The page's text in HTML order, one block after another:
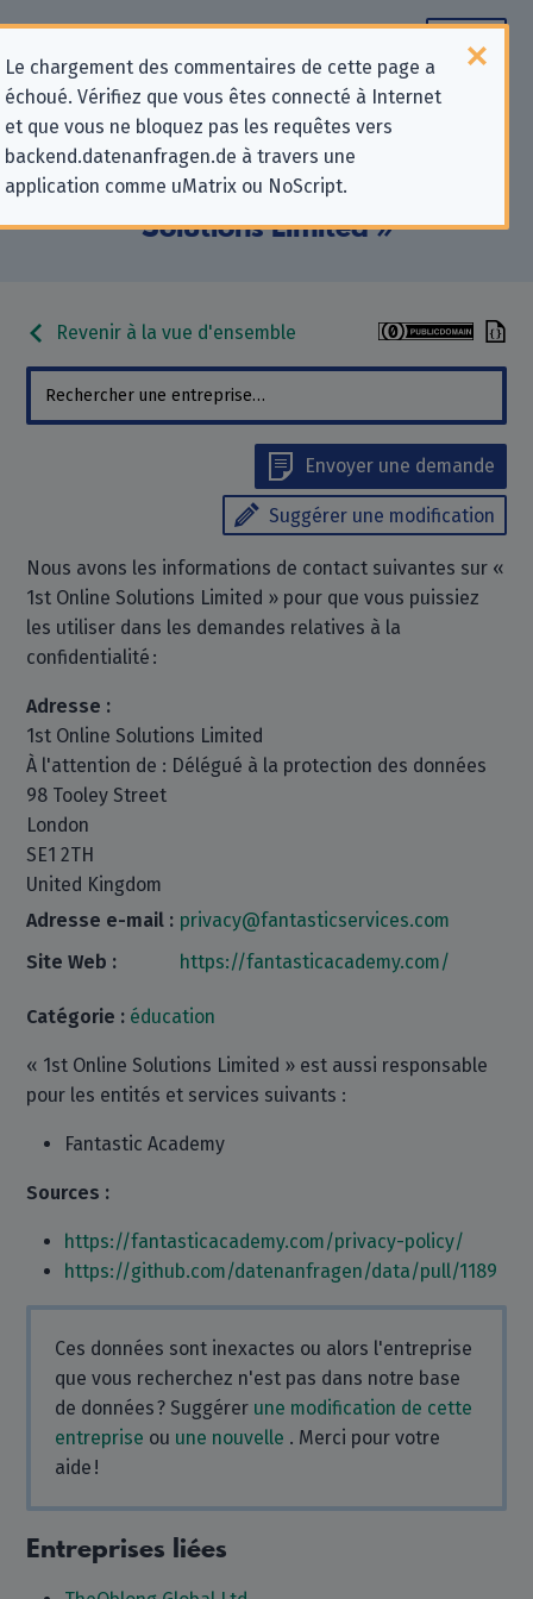
Le chargement des commentaires de cette page a
échoué. Vérifiez que vous êtes connecté à Internet
et que vous ne bloquez pas les requêtes vers
backend.datenanfragen.de à travers une
application comme uMatrix ou NoScript.
Informations de contact pour les
demandes relatives à la protection
de la vie privée pour « 1st Online
Solutions Limited »
Revenir à la vue d'ensemble
Envoyer une demande
Suggérer une modification
Nous avons les informations de contact suivantes sur «
1st Online Solutions Limited » pour que vous puissiez
les utiliser dans les demandes relatives à la
confidentialité :
Adresse :
1st Online Solutions Limited
À l'attention de : Délégué à la protection des données
98 Tooley Street
London
SE1 2TH
United Kingdom
Adresse e-mail : privacy@fantasticservices.com
Site Web :
https://fantasticacademy.com/
Catégorie : éducation
« 1st Online Solutions Limited » est aussi responsable
pour les entités et services suivants :
Fantastic Academy
Sources :
https://fantasticacademy.com/privacy-policy/
https://github.com/datenanfragen/data/pull/1189
Ces données sont inexactes ou alors l'entreprise
que vous recherchez n'est pas dans notre base
de données ? Suggérer une modification de cette
entreprise ou une nouvelle . Merci pour votre
aide !
Entreprises liées